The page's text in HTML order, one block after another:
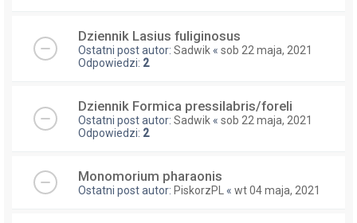
Dziennik Lasius fuliginosus
Ostatni post autor: Sadwik « sob 22 maja, 2021
Odpowiedzi: 2
Dziennik Formica pressilabris/foreli
Ostatni post autor: Sadwik « sob 22 maja, 2021
Odpowiedzi: 2
Monomorium pharaonis
Ostatni post autor: PiskorzPL « wt 04 maja, 2021